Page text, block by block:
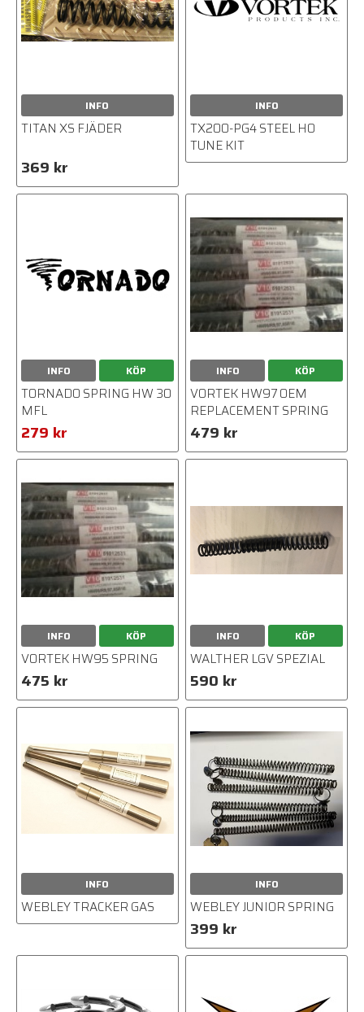
INFO
TITAN XS FJÄDER
369 kr
INFO
TX200-PG4 STEEL HO
TUNE KIT
INFO KÖP
TORNADO SPRING HW 30
MFL
279 kr
INFO KÖP
VORTEK HW97 OEM
REPLACEMENT SPRING
479 kr
INFO KÖP
VORTEK HW95 SPRING
475 kr
INFO KÖP
WALTHER LGV SPEZIAL
590 kr
INFO
WEBLEY TRACKER GAS
INFO
WEBLEY JUNIOR SPRING
399 kr